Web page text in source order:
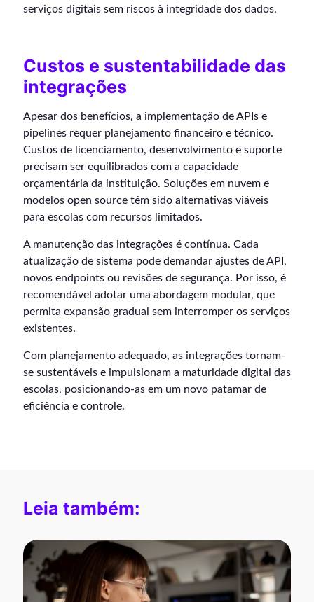
serviços digitais sem riscos à integridade dos dados.
Custos e sustentabilidade das
integrações
Apesar dos benefícios, a implementação de APIs e
pipelines requer planejamento financeiro e técnico.
Custos de licenciamento, desenvolvimento e suporte
precisam ser equilibrados com a capacidade
orçamentária da instituição. Soluções em nuvem e
modelos open source têm sido alternativas viáveis
para escolas com recursos limitados.
A manutenção das integrações é contínua. Cada
atualização de sistema pode demandar ajustes de API,
novos endpoints ou revisões de segurança. Por isso, é
recomendável adotar uma abordagem modular, que
permita expansão gradual sem interromper os serviços
existentes.
Com planejamento adequado, as integrações tornam-
se sustentáveis e impulsionam a maturidade digital das
escolas, posicionando-as em um novo patamar de
eficiência e controle.
Leia também: